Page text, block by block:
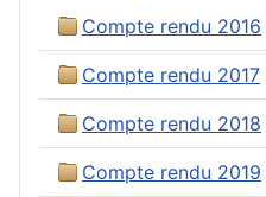
Compte rendu 2016
Compte rendu 2017
Compte rendu 2018
Compte rendu 2019